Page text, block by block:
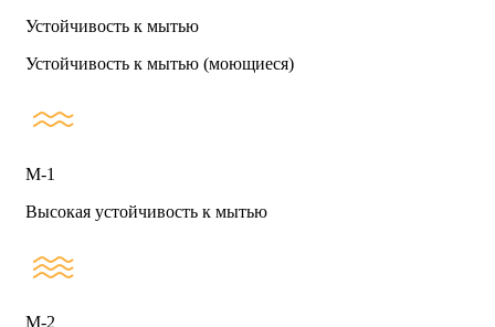
Устойчивость к мытью
Устойчивость к мытью (моющиеся)
М-1
Высокая устойчивость к мытью
М-2